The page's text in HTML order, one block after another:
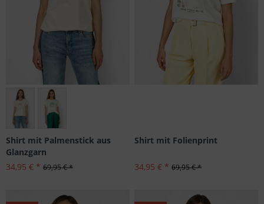
Viele Größen verfügbar
Shirt mit Palmenstick aus
Glanzgarn
34,95 € * 69,95 € *
Shirt mit Folienprint
34,95 € * 69,95 € *